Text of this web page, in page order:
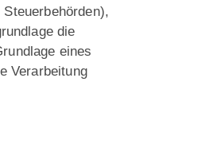
die
eines
Verarbeitung